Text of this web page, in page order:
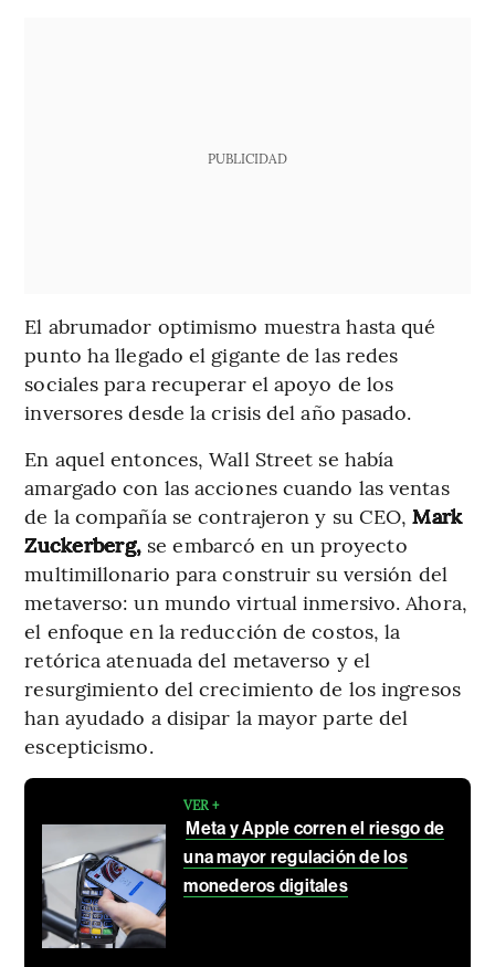
PUBLICIDAD
El abrumador optimismo muestra hasta qué
punto ha llegado el gigante de las redes
sociales para recuperar el apoyo de los
inversores desde la crisis del año pasado.
En aquel entonces, Wall Street se había
amargado con las acciones cuando las ventas
de la compañía se contrajeron y su CEO,Mark
Zuckerberg, se embarcó en un proyecto
multimillonario para construir su versión del
metaverso: un mundo virtual inmersivo. Ahora,
el enfoque en la reducción de costos, la
retórica atenuada del metaverso y el
resurgimiento del crecimiento de los ingresos
han ayudado a disipar la mayor parte del
escepticismo.
VER +
Meta y Apple corren el riesgo de
una mayor regulación de los
monederos digitales